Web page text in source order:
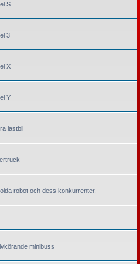
S
3
X
Y
lastbil
robot och dess konkurrenter.
minibuss